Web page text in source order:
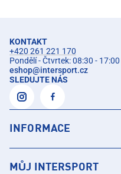
KONTAKT
+420 261 221 170
Pondělí - Čtvrtek: 08:30 -
eshop@intersport.cz
SLEDUJTE NÁS
INFORMACE
MŮJ INTERSPORT